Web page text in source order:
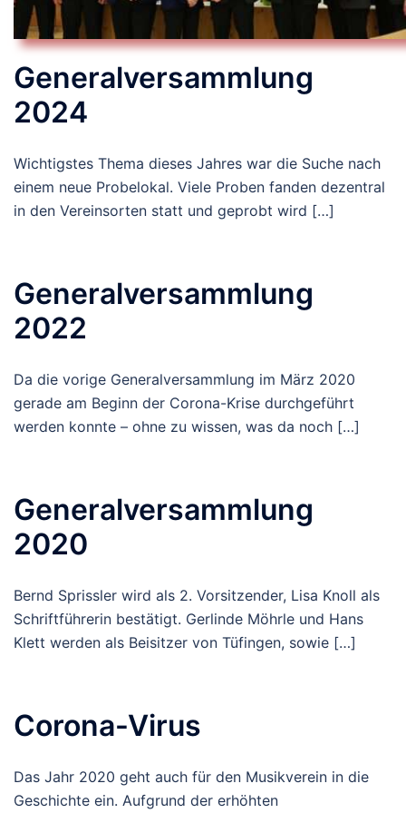
Generalversammlung
2024
Wichtigstes Thema dieses Jahres war die Suche nach
einem neue Probelokal. Viele Proben fanden dezentral
in den Vereinsorten statt und geprobt wird […]
Generalversammlung
2022
Da die vorige Generalversammlung im März 2020
gerade am Beginn der Corona-Krise durchgeführt
werden konnte – ohne zu wissen, was da noch […]
Generalversammlung
2020
Bernd Sprissler wird als 2. Vorsitzender, Lisa Knoll als
Schriftführerin bestätigt. Gerlinde Möhrle und Hans
Klett werden als Beisitzer von Tüfingen, sowie […]
Corona-Virus
Das Jahr 2020 geht auch für den Musikverein in die
Geschichte ein. Aufgrund der erhöhten